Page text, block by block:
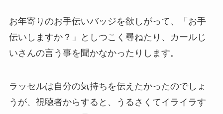
お年寄りのお手伝いバッジを欲しがって、「お手
伝いしますか？」としつこく尋ねたり、カールじ
いさんの言う事を聞かなかったりします。
ラッセルは自分の気持ちを伝えたかったのでしょ
うが、視聴者からすると、うるさくてイライラす